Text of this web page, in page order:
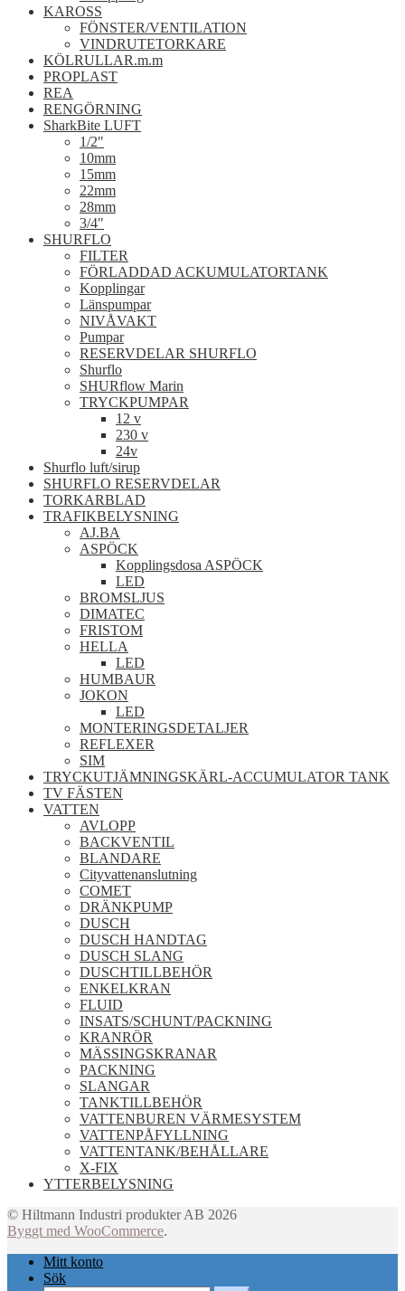
KAROSS
FÖNSTER/VENTILATION
VINDRUTETORKARE
KÖLRULLAR.m.m
PROPLAST
REA
RENGÖRNING
SharkBite LUFT
1/2"
10mm
15mm
22mm
28mm
3/4"
SHURFLO
FILTER
FÖRLADDAD ACKUMULATORTANK
Kopplingar
Länspumpar
NIVÅVAKT
Pumpar
RESERVDELAR SHURFLO
Shurflo
SHURflow Marin
TRYCKPUMPAR
12 v
230 v
24v
Shurflo luft/sirup
SHURFLO RESERVDELAR
TORKARBLAD
TRAFIKBELYSNING
AJ.BA
ASPÖCK
Kopplingsdosa ASPÖCK
LED
BROMSLJUS
DIMATEC
FRISTOM
HELLA
LED
HUMBAUR
JOKON
LED
MONTERINGSDETALJER
REFLEXER
SIM
TRYCKUTJÄMNINGSKÄRL-ACCUMULATOR TANK
TV FÄSTEN
VATTEN
AVLOPP
BACKVENTIL
BLANDARE
Cityvattenanslutning
COMET
DRÄNKPUMP
DUSCH
DUSCH HANDTAG
DUSCH SLANG
DUSCHTILLBEHÖR
ENKELKRAN
FLUID
INSATS/SCHUNT/PACKNING
KRANRÖR
MÄSSINGSKRANAR
PACKNING
SLANGAR
TANKTILLBEHÖR
VATTENBUREN VÄRMESYSTEM
VATTENPÅFYLLNING
VATTENTANK/BEHÅLLARE
X-FIX
YTTERBELYSNING
© Hiltmann Industri produkter AB 2026
Byggt med WooCommerce.
Mitt konto
Sök